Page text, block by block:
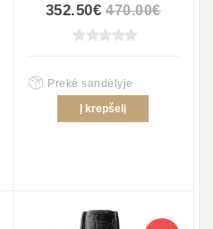
352.50€ 470.00€
Prekė sandėlyje
Į krepšelį